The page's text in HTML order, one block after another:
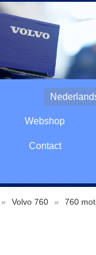
Webshop
Contact
» Volvo 760 » 760